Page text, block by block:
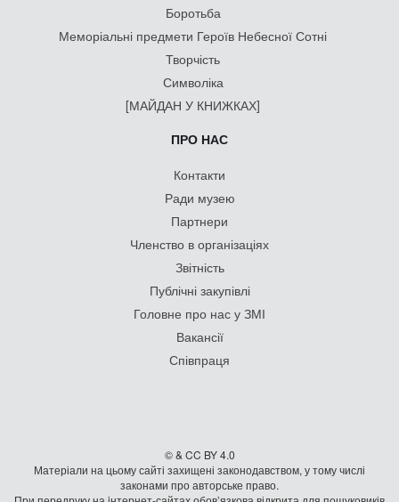
Боротьба
Меморіальні предмети Героїв Небесної Сотні
Творчість
Символіка
[МАЙДАН У КНИЖКАХ]
ПРО НАС
Контакти
Ради музею
Партнери
Членство в організаціях
Звітність
Публічні закупівлі
Головне про нас у ЗМІ
Вакансії
Співпраця
© & CC BY 4.0
Матеріали на цьому сайті захищені законодавством, у тому числі
законами про авторське право.